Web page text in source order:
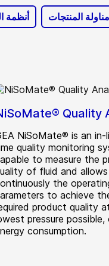
أنظمة المنتجات
Quality
NiSoMate® is an in-
quality monitoring
to measure the
of fluid and
the
to achieve
product quality
pressure possible,
consumption.